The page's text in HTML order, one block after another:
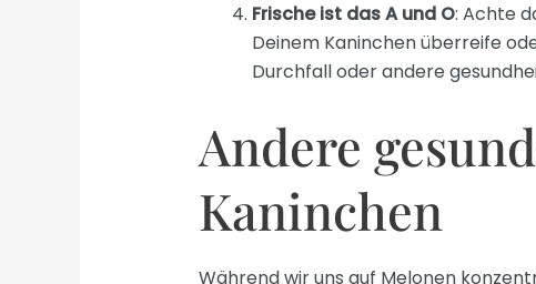
Frische ist das A und O: Achte
Deinem Kaninchen überreife
Durchfall oder andere
Andere
Kaninchen
Während wir uns auf Melonen